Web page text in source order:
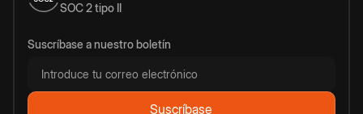
SOC 2 tipo II
Suscríbase a nuestro boletín